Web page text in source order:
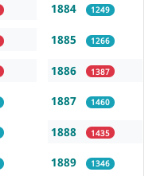
1884 1249
1885 1266
1886 1387
1887 1460
1888 1435
1889 1346